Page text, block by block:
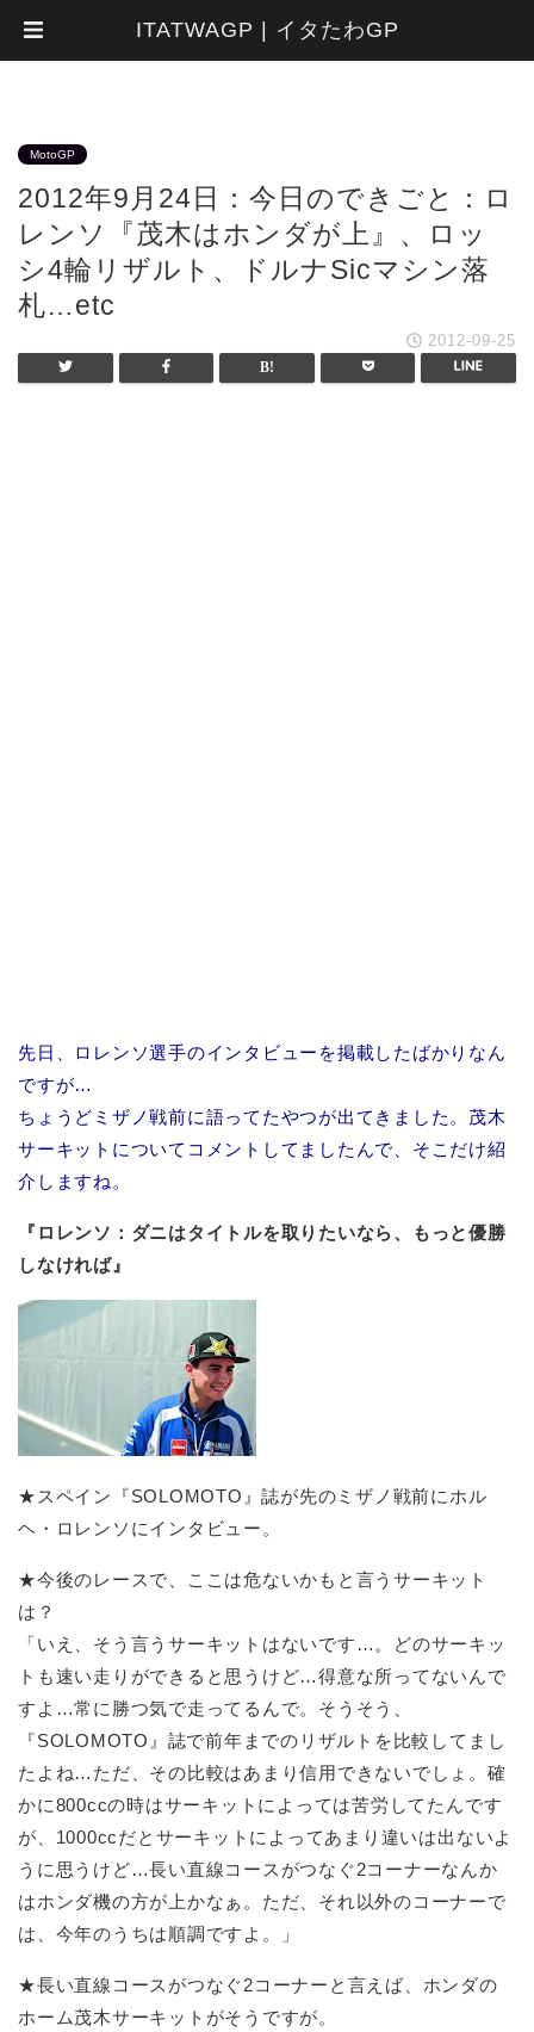
MotoGP
2012年9月24日：今日のできごと：ロ
レンソ『茂木はホンダが上』、ロッ
シ4輪リザルト、ドルナSicマシン落
札…etc
2012-09-25
先日、ロレンソ選手のインタビューを掲載したばかりなん
ですが…
ちょうどミザノ戦前に語ってたやつが出てきました。茂木
サーキットについてコメントしてましたんで、そこだけ紹
介しますね。
『ロレンソ：ダニはタイトルを取りたいなら、もっと優勝
しなければ』
★スペイン『SOLOMOTO』誌が先のミザノ戦前にホル
ヘ・ロレンソにインタビュー。
★今後のレースで、ここは危ないかもと言うサーキット
は？
「いえ、そう言うサーキットはないです…。どのサーキッ
トも速い走りができると思うけど…得意な所ってないんで
すよ…常に勝つ気で走ってるんで。そうそう、
『SOLOMOTO』誌で前年までのリザルトを比較してまし
たよね…ただ、その比較はあまり信用できないでしょ。確
かに800ccの時はサーキットによっては苦労してたんです
が、1000ccだとサーキットによってあまり違いは出ないよ
うに思うけど…長い直線コースがつなぐ2コーナーなんか
はホンダ機の方が上かなぁ。ただ、それ以外のコーナーで
は、今年のうちは順調ですよ。」
★長い直線コースがつなぐ2コーナーと言えば、ホンダの
ホーム茂木サーキットがそうですが。
ITATWAGP | イタたわGP